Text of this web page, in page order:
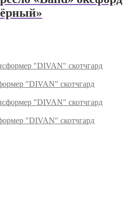
"DIVAN" скотчгард
"DIVAN" скотчгард